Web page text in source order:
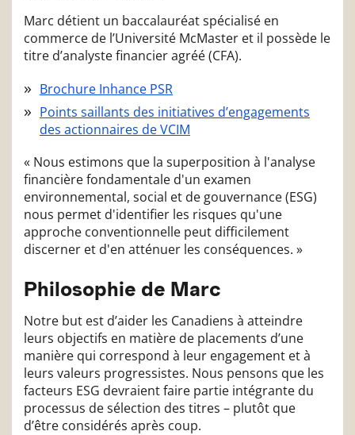
Marc détient un baccalauréat spécialisé en
commerce de l’Université McMaster et il possède le
titre d’analyste financier agréé (CFA).
Brochure Inhance PSR
Points saillants des initiatives d’engagements
des actionnaires de VCIM
« Nous estimons que la superposition à l'analyse
financière fondamentale d'un examen
environnemental, social et de gouvernance (ESG)
nous permet d'identifier les risques qu'une
approche conventionnelle peut difficilement
discerner et d'en atténuer les conséquences. »
Philosophie de Marc
Notre but est d’aider les Canadiens à atteindre
leurs objectifs en matière de placements d’une
manière qui correspond à leur engagement et à
leurs valeurs progressistes. Nous pensons que les
facteurs ESG devraient faire partie intégrante du
processus de sélection des titres – plutôt que
d’être considérés après coup.